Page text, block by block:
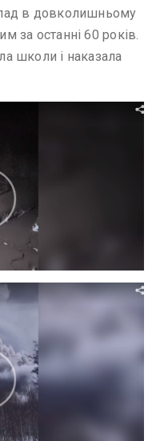
в довколишньому
за останні 60 років.
школи і наказала